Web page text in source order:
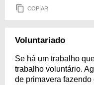
COPIAR
Voluntariado
Se há um trabalho
trabalho voluntário.
de primavera